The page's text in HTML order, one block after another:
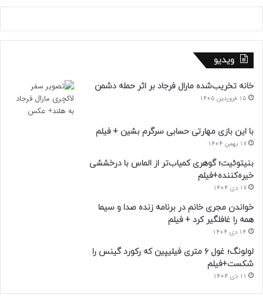
ویدیو
خانه تخریب‌شده مارال فرجاد بر اثر حمله دشمن
15 فروردین 1405
با این بازی مهارتی حسابی سرگرم بشین + فیلم
17 بهمن 1404
بنیتوئیت؛ گوهری کمیاب‌تر از الماس با درخششی
خیره‌کننده+فیلم
17 دی 1404
خواندن مجری خانم در برنامه زنده صدا و سیما
همه را غافلگیر کرد + فیلم
14 دی 1404
لولونگ؛ غول ۶ متری فیلیپین که رکورد گینس را
شکست+فیلم
11 دی 1404